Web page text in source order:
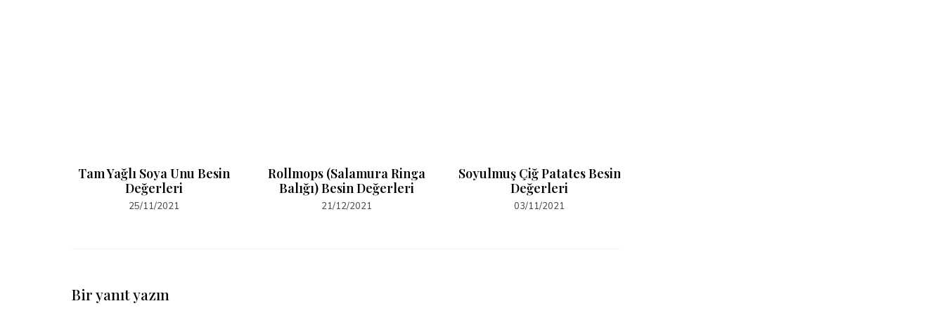
Tam Yağlı Soya Unu Besin
Değerleri
25/11/2021
Rollmops (Salamura Ringa
Balığı) Besin Değerleri
21/12/2021
Soyulmuş Çiğ Patates Besin
Değerleri
03/11/2021
Bir yanıt yazın